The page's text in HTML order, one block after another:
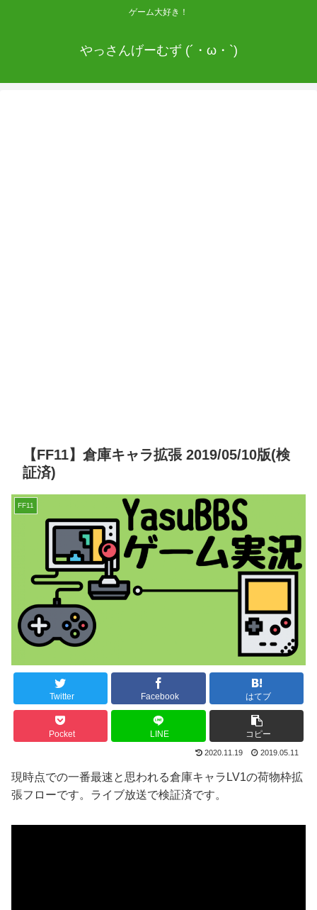
ゲーム大好き！
やっさんげーむず (´・ω・`)
【FF11】倉庫キャラ拡張 2019/05/10版(検
証済)
FF11
Twitter Facebook はてブ
Pocket LINE コピー
2020.11.19 2019.05.11
現時点での一番最速と思われる倉庫キャラLV1の荷物枠拡
張フローです。ライブ放送で検証済です。